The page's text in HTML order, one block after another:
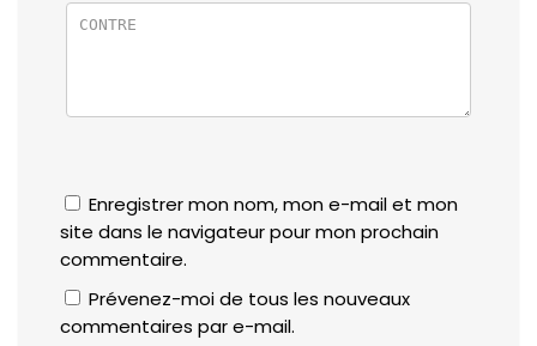
Enregistrer mon nom, mon e-mail et mon
site dans le navigateur pour mon prochain
commentaire.
Prévenez-moi de tous les nouveaux
commentaires par e-mail.